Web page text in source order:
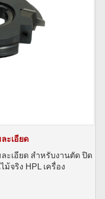
ะเอียด
ะเอียด สำหรับงานตัด ปิด
จริง HPL เครื่อง